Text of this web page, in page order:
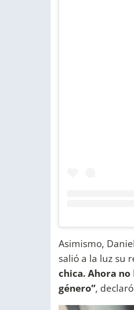
Asimismo,
salió a la luz su
chica. Ahora
género”,